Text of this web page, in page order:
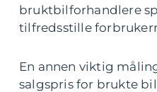
bruktbilforhandlere
tilfredsstille
En annen viktig
salgspris for brukte